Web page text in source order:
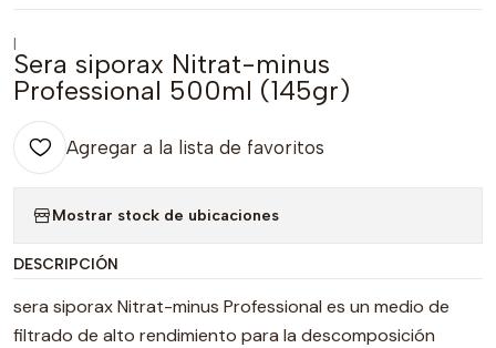
|
Sera siporax Nitrat-minus
Professional 500ml (145gr)
Agregar a la lista de favoritos
Mostrar stock de ubicaciones
DESCRIPCIÓN
sera siporax Nitrat-minus Professional es un medio de
filtrado de alto rendimiento para la descomposición